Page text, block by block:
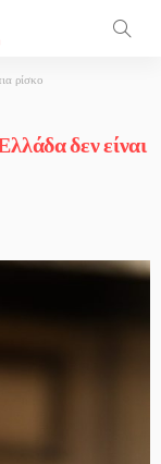
ρίσκο
δεν είναι